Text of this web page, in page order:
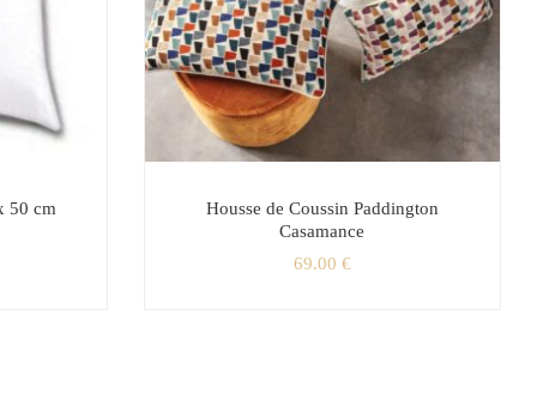
50 cm
Housse de Coussin Paddington
Casamance
69.00 €